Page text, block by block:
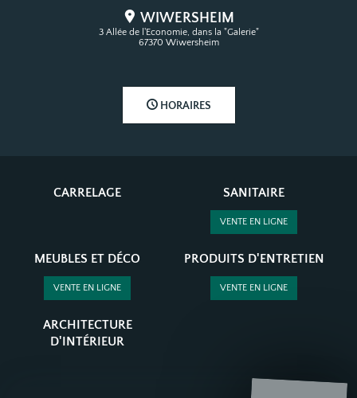
WIWERSHEIM
3 Allée de l'Economie, dans la "Galerie"
67370 Wiwersheim
HORAIRES
CARRELAGE SANITAIRE
VENTE EN LIGNE
MEUBLES ET DÉCO
VENTE EN LIGNE
PRODUITS D'ENTRETIEN
VENTE EN LIGNE
ARCHITECTURE
D'INTÉRIEUR